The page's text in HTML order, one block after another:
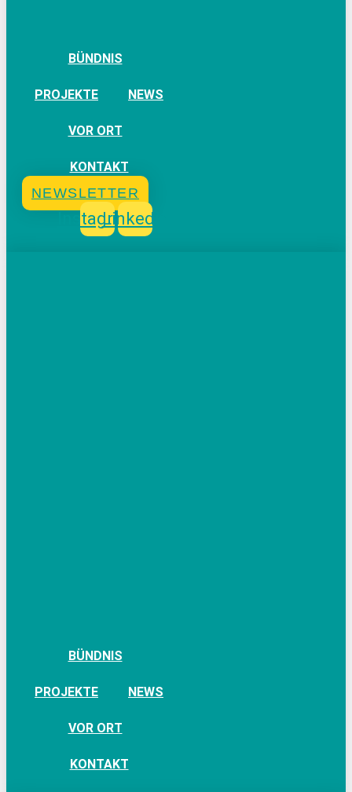
BÜNDNIS
PROJEKTE NEWS
VOR ORT
KONTAKT
NEWSLETTER
Instagram
Linkedin
BÜNDNIS
PROJEKTE NEWS
VOR ORT
KONTAKT